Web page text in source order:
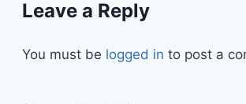
Leave a Reply
You must be logged in to post a